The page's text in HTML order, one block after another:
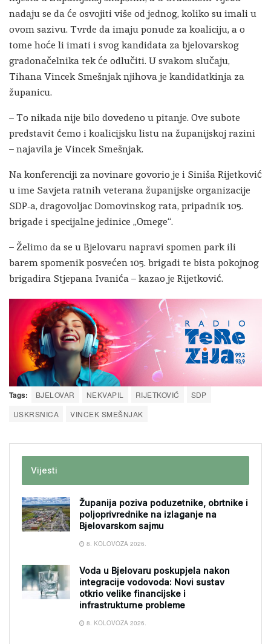
nadaju se da će osvojiti više od jednog, koliko su imali u
ovom sazivu. Tvrde da imaju ponude za koaliciju, a o
tome hoće li imati i svog kandidata za bjelovarskog
gradonačelnika tek će odlučiti. U svakom slučaju,
Tihana Vincek Smešnjak njihova je kandidatkinja za
županicu.
– To nikada nije bilo dovedeno u pitanje. Ove subote
predstavit ćemo i koalicijsku listu na županijskoj razini
– najavila je Vincek Smešnjak.
Na konferenciji za novinare govorio je i Siniša Rijetković
u ime Savjeta ratnih veterana županijske organizacije
SDP-a, dragovoljac Domovinskog rata, pripadnik 105.
brigade i specijalne jedinice „Omege“.
– Želimo da se u Bjelovaru napravi spomen park ili
barem spomenik posvećen 105. brigadi te bista pokojnog
brigadira Stjepana Ivanića – kazao je Rijetković.
Tags: BJELOVAR NEKVAPIL RIJETKOVIĆ
SDP
USKRSNICA
VINCEK SMEŠNJAK
Vijesti
Županija poziva poduzetnike, obrtnike i
poljoprivrednike na izlaganje na
Bjelovarskom sajmu
8. KOLOVOZA 2026.
Voda u Bjelovaru poskupjela nakon
integracije vodovoda: Novi sustav
otkrio velike financijske i
infrastrukturne probleme
8. KOLOVOZA 2026.